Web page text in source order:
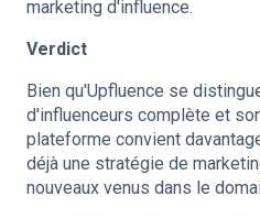
marketing d'influence.
Verdict
Bien qu'Upfluence se
d'influenceurs complète et
plateforme convient
déjà une stratégie de
nouveaux venus dans le